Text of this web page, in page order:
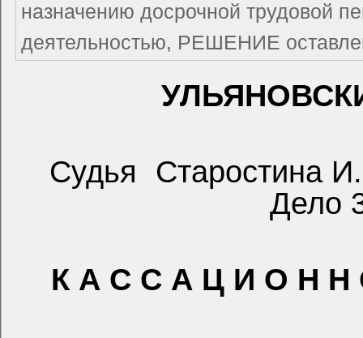
назначению досрочной трудовой
деятельностью, РЕШЕНИЕ
Судья
Старостина
Дело
К А С С А Ц И О Н Н